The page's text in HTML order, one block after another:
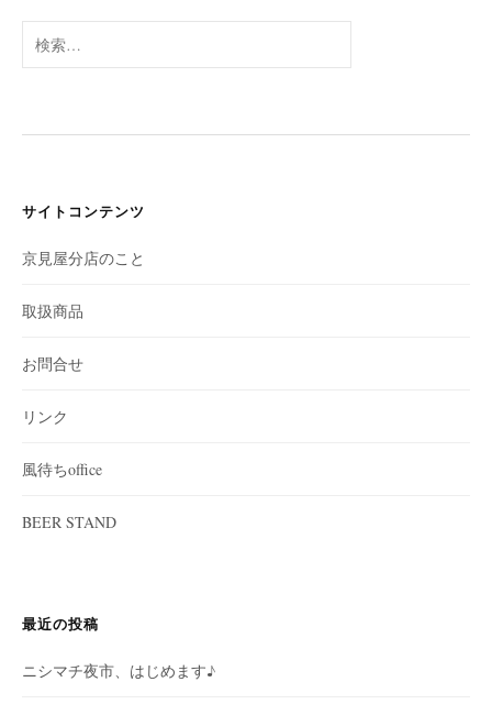
ブ
索:
サイトコンテンツ
京見屋分店のこと
取扱商品
お問合せ
リンク
風待ちoffice
BEER STAND
最近の投稿
ニシマチ夜市、はじめます♪